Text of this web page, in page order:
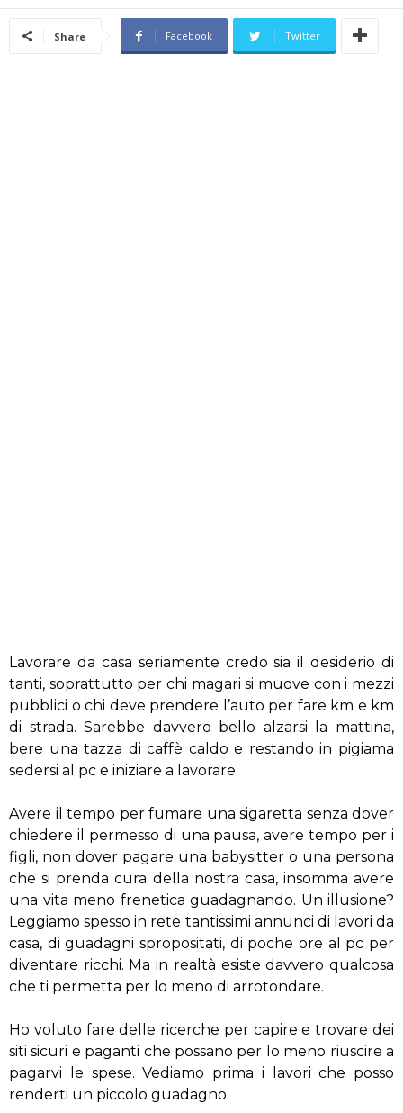
Share Facebook Twitter
Lavorare da casa seriamente credo sia il desiderio di
tanti, soprattutto per chi magari si muove con i mezzi
pubblici o chi deve prendere l’auto per fare km e km
di strada. Sarebbe davvero bello alzarsi la mattina,
bere una tazza di caffè caldo e restando in pigiama
sedersi al pc e iniziare a lavorare.
Avere il tempo per fumare una sigaretta senza dover
chiedere il permesso di una pausa, avere tempo per i
figli, non dover pagare una babysitter o una persona
che si prenda cura della nostra casa, insomma avere
una vita meno frenetica guadagnando. Un illusione?
Leggiamo spesso in rete tantissimi annunci di lavori da
casa, di guadagni spropositati, di poche ore al pc per
diventare ricchi. Ma in realtà esiste davvero qualcosa
che ti permetta per lo meno di arrotondare.
Ho voluto fare delle ricerche per capire e trovare dei
siti sicuri e paganti che possano per lo meno riuscire a
pagarvi le spese. Vediamo prima i lavori che posso
renderti un piccolo guadagno: